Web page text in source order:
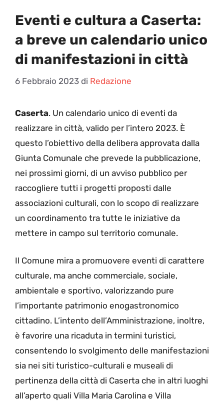
Eventi e cultura a Caserta:
a breve un calendario unico
di manifestazioni in città
6 Febbraio 2023 di Redazione
Caserta. Un calendario unico di eventi da
realizzare in città, valido per l’intero 2023. È
questo l’obiettivo della delibera approvata dalla
Giunta Comunale che prevede la pubblicazione,
nei prossimi giorni, di un avviso pubblico per
raccogliere tutti i progetti proposti dalle
associazioni culturali, con lo scopo di realizzare
un coordinamento tra tutte le iniziative da
mettere in campo sul territorio comunale.
Il Comune mira a promuovere eventi di carattere
culturale, ma anche commerciale, sociale,
ambientale e sportivo, valorizzando pure
l’importante patrimonio enogastronomico
cittadino. L’intento dell’Amministrazione, inoltre,
è favorire una ricaduta in termini turistici,
consentendo lo svolgimento delle manifestazioni
sia nei siti turistico-culturali e museali di
pertinenza della città di Caserta che in altri luoghi
all’aperto quali Villa Maria Carolina e Villa